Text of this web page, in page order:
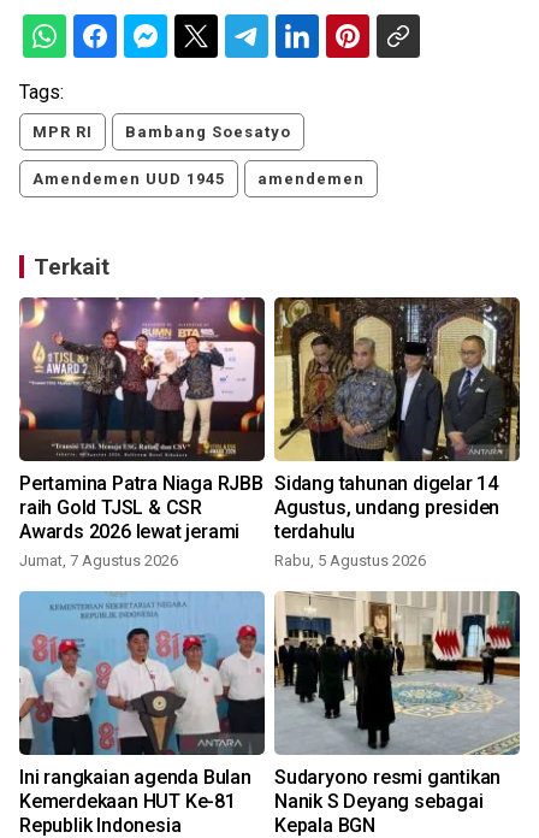
Tags:
MPR RI Bambang Soesatyo
Amendemen UUD 1945 amendemen
Terkait
Pertamina Patra Niaga RJBB
raih Gold TJSL & CSR
Awards 2026 lewat jerami
Jumat, 7 Agustus 2026
Sidang tahunan digelar 14
Agustus, undang presiden
terdahulu
Rabu, 5 Agustus 2026
Ini rangkaian agenda Bulan
Kemerdekaan HUT Ke-81
Republik Indonesia
Sudaryono resmi gantikan
Nanik S Deyang sebagai
Kepala BGN